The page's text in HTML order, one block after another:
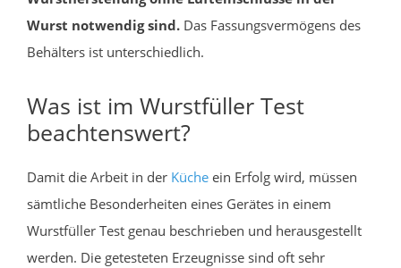
Wurst notwendig sind. Das Fassungsvermögens des
Behälters ist unterschiedlich.
Was ist im Wurstfüller Test
beachtenswert?
Damit die Arbeit in der Küche ein Erfolg wird, müssen
sämtliche Besonderheiten eines Gerätes in einem
Wurstfüller Test genau beschrieben und herausgestellt
werden. Die getesteten Erzeugnisse sind oft sehr